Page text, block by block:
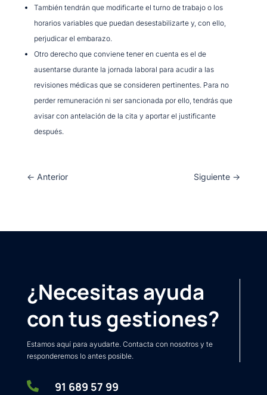
También tendrán que modificarte el turno de trabajo o los
horarios variables que puedan desestabilizarte y, con ello,
perjudicar el embarazo.
Otro derecho que conviene tener en cuenta es el de
ausentarse durante la jornada laboral para acudir a las
revisiones médicas que se consideren pertinentes. Para no
perder remuneración ni ser sancionada por ello, tendrás que
avisar con antelación de la cita y aportar el justificante
después.
← Anterior Siguiente →
¿Necesitas ayuda
con tus gestiones?
Estamos aquí para ayudarte. Contacta con nosotros y te
responderemos lo antes posible.
 91 689 57 99